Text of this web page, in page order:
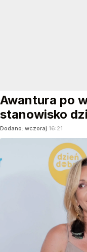
Awantura po
stanowisko
Dodano: wczoraj 16:21